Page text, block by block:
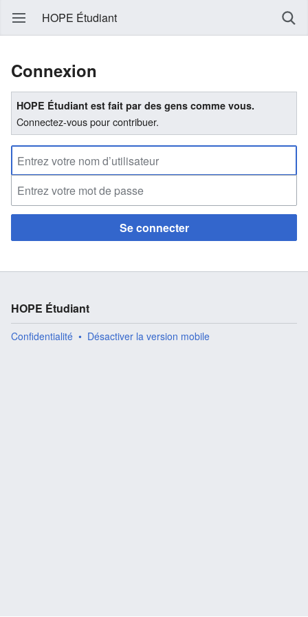
HOPE Étudiant
Connexion
HOPE Étudiant est fait par des gens comme vous.
Connectez-vous pour contribuer.
Se connecter
HOPE Étudiant
Confidentialité Désactiver la version mobile